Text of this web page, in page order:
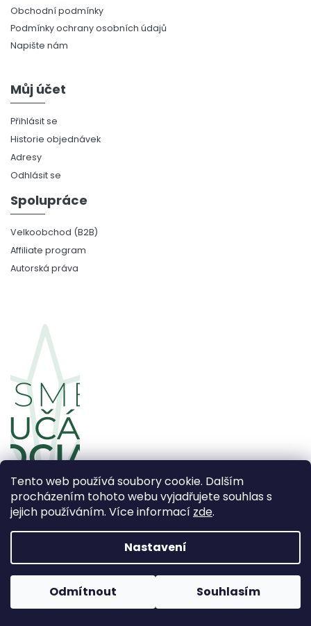
Tento web používá soubory cookie. Dalším
procházením tohoto webu vyjadřujete souhlas s
jejich používáním. Více informací zde.
Nastavení
Odmítnout Souhlasím
Obchodní podmínky
Podmínky ochrany osobních údajů
Napište nám
Můj účet
Přihlásit se
Historie objednávek
Adresy
Odhlásit se
Spolupráce
Velkoobchod (B2B)
Affiliate program
Autorská práva
Copyright 2026CBDčko . Všechna práva vyhrazena.